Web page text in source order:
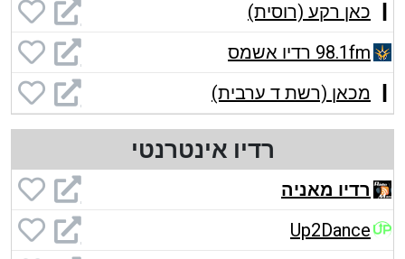
כאן רקע (רוסית)
98.1fm רדיו אשמס
מכאן (רשת ד ערבית)
רדיו אינטרנטי
רדיו מאניה
Up2Dance